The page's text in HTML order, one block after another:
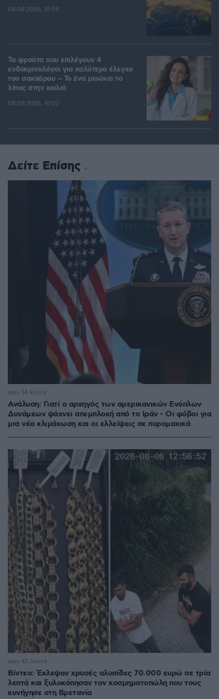
08.08.2026, 10:59
Τα φρούτα που επιλέγουν 4
ενδοκρινολόγοι για καλύτερο έλεγχο
του σακχάρου – Το ένα μειώνει το
λίπος στην κοιλιά
08.08.2026, 10:02
Δείτε Επίσης
Ανάλυση: Γιατί ο αρχηγός των αμερικανικών Ενόπλων
Δυνάμεων ψάχνει απεμπλοκή από το Ιράν - Οι φόβοι για
μια νέα κλιμάκωση και οι ελλείψεις σε πυρομαχικά
πριν 14 λεπτά
Βίντεο: Έκλεψαν χρυσές αλυσίδες 70.000 ευρώ σε τρία
λεπτά και ξυλοκόπησαν τον κοσμηματοπώλη που τους
κυνήγησε στη Βρετανία
πριν 45 λεπτά